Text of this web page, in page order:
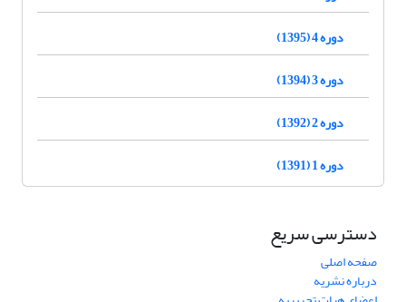
دوره 4 (1395)
دوره 3 (1394)
دوره 2 (1392)
دوره 1 (1391)
دسترسی سریع
صفحه اصلی
درباره نشریه